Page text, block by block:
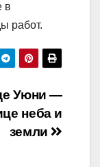
в
работ.
Уюни —
неба и
земли